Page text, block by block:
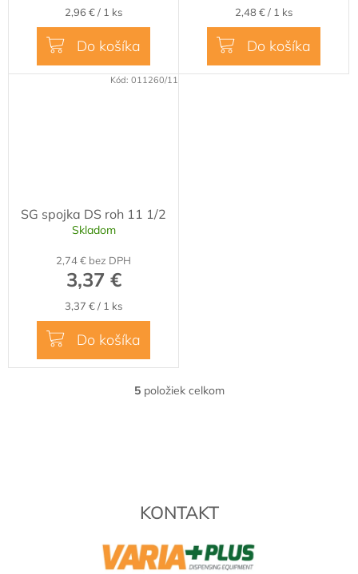
Jednotková
cena:
2,96 € / 1 ks
Do košíka
Jednotková
cena:
2,48 € / 1 ks
Do košíka
SG spojka DS roh 11 1/2
Skladom
2,74 € bez DPH
3,37 €
Jednotková
cena:
3,37 € / 1 ks
Do košíka
Kód: 011260/11
O
i
e
r
v
5položiek celkom
KONTAKT